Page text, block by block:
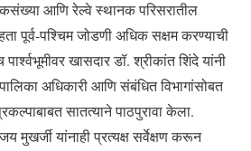
आणि रेल्वे स्थानक परिसरातील
पूर्व-पश्चिम जोडणी अधिक सक्षम करण्याची
पार्श्वभूमीवर खासदार डॉ. श्रीकांत शिंदे यांनी
अधिकारी आणि संबंधित विभागांसोबत
सातत्याने पाठपुरावा केला.
यांनाही प्रत्यक्ष सर्वेक्षण करून